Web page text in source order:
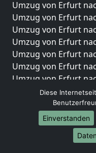
Umzug von Erfurt
Umzug von Erfurt
Umzug von Erfurt
Umzug von Erfurt
Umzug von Erfurt
Umzug von Erfurt
Umzug von Erfurt
Umzug von Erfurt
Umzug von Erfurt
Umzug von Erfurt
Umzüge-
Diese
Einverstanden